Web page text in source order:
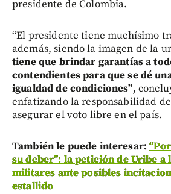
presidente de Colombia.
“El presidente tiene muchísimo
además, siendo la imagen de la
tiene que brindar garantías a
contendientes para que se dé
igualdad de condiciones”,
enfatizando la responsabilidad
asegurar el voto libre en el país.
También le puede interesar:
su deber”: la petición de Uribe a
militares ante posibles
estallido